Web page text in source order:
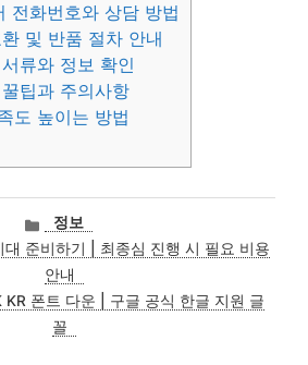
전화번호와 상담 방법
및 반품 절차 안내
류와 정보 확인
팁과 주의사항
도 높이는 방법
카
테
고
리
정보
대 준비하기 | 최종심 진행 시 필요 비용
안내
KR 폰트 다운 | 구글 공식 한글 지원 글
꼴